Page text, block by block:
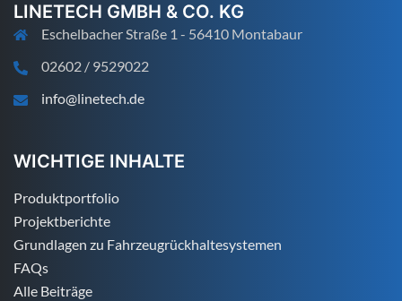
LINETECH GMBH & CO. KG
Eschelbacher Straße 1 - 56410 Montabaur
02602 / 9529022
info@linetech.de
WICHTIGE INHALTE
Produktportfolio
Projektberichte
Grundlagen zu Fahrzeugrückhaltesystemen
FAQs
Alle Beiträge